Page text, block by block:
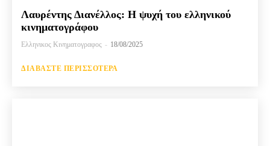
Λαυρέντης Διανέλλος: Η ψυχή του ελληνικού
κινηματογράφου
Ελληνικος Κινηματογραφος - 18/08/2025
ΔΙΑΒΆΣΤΕ ΠΕΡΙΣΣΌΤΕΡΑ